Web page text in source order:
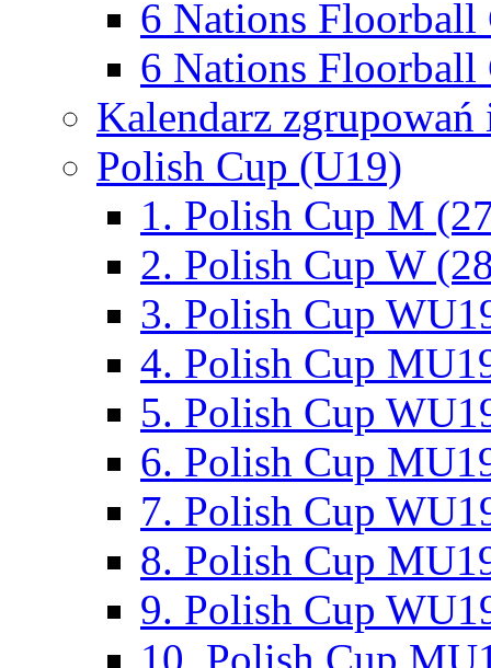
6 Nations Floorball
6 Nations Floorball
Kalendarz
Polish Cup (U19)
1. Polish Cup M
2. Polish Cup W
3. Polish Cup
4. Polish Cup
5. Polish Cup
6. Polish Cup
7. Polish Cup
8. Polish Cup
9. Polish Cup
10. Polish Cup